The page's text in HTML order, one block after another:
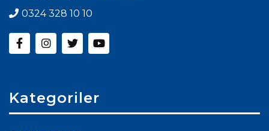
0324 328 10 10
Kategoriler